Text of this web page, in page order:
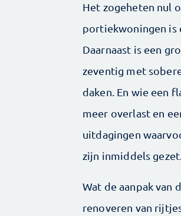
Het zogeheten nul
portiekwoningen is
Daarnaast is een
zeventig met
daken. En wie een
meer overlast en
uitdagingen
zijn inmiddels gezet.
Wat de aanpak van
renoveren van